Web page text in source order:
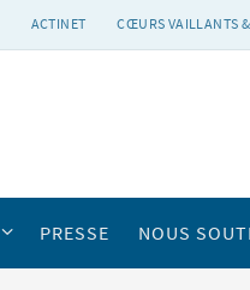
ACTINET CŒURS VAILLANTS
PRESSE NOUS